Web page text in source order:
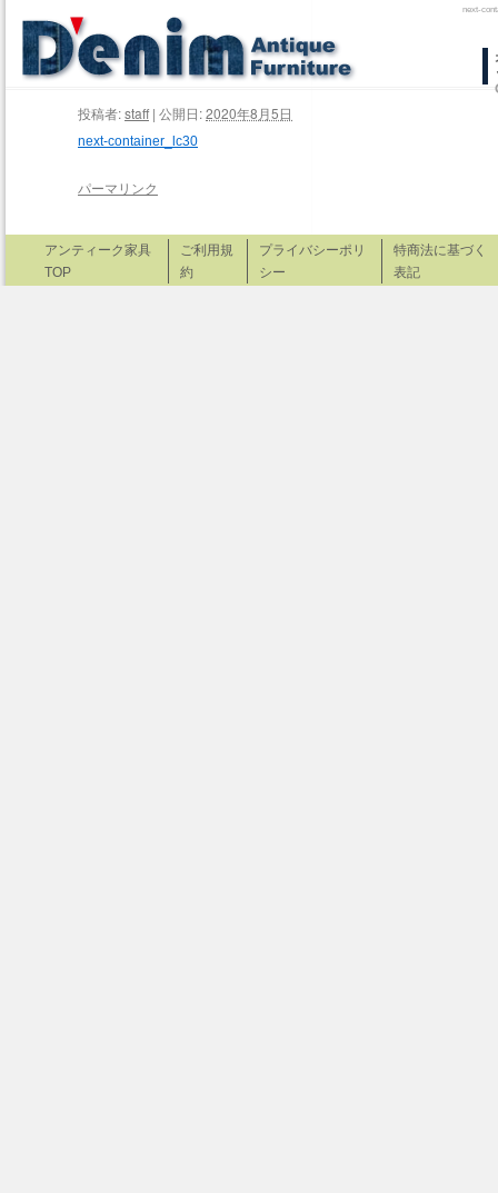
next-
へ
ス
投稿者:staff | 公開日:2020年8月5日
next-container_lc30
パーマリンク
アンティーク家具
TOP
ご利用規
約
プライバシーポリ
シー
特商法に基づく
表記